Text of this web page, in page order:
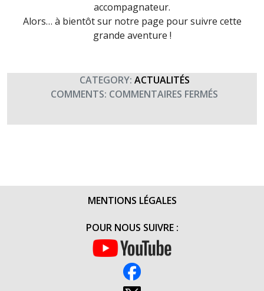
accompagnateur.
Alors… à bientôt sur notre page pour suivre cette
grande aventure !
CATEGORY: ACTUALITÉS
COMMENTS: COMMENTAIRES FERMÉS
LA
MENTIONS LÉGALES
POUR NOUS SUIVRE :